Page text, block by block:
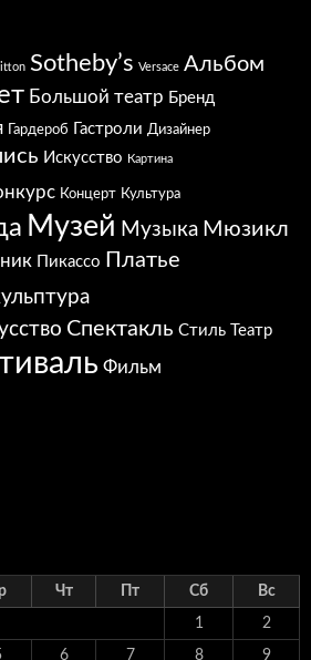
Sotheby’s Versace Альбом
Большой театр Бренд
Гардероб Гастроли Дизайнер
Искусство Картина
Концерт Культура
Музей Музыка Мюзикл
Пикассо Платье
Спектакль Стиль Театр
Фильм
Чт Пт Сб Вс
1 2
6 7 8 9